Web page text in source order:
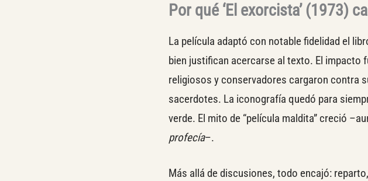
Por qué ‘El exorcista’ (1973)
La película adaptó con notable fidelidad el
bien justifican acercarse al texto. El impacto
religiosos y conservadores cargaron contra
sacerdotes. La iconografía quedó para
verde. El mito de “película maldita” creció
profecía–.
Más allá de discusiones, todo encajó: